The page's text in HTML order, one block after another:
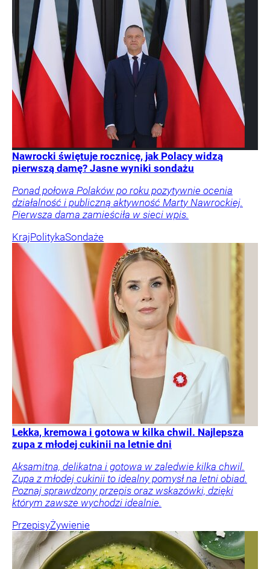
Nawrocki świętuje rocznicę, jak Polacy widzą
pierwszą damę? Jasne wyniki sondażu
Ponad połowa Polaków po roku pozytywnie ocenia
działalność i publiczną aktywność Marty Nawrockiej.
Pierwsza dama zamieściła w sieci wpis.
KrajPolitykaSondaże
Lekka, kremowa i gotowa w kilka chwil. Najlepsza
zupa z młodej cukinii na letnie dni
Aksamitna, delikatna i gotowa w zaledwie kilka chwil.
Zupa z młodej cukinii to idealny pomysł na letni obiad.
Poznaj sprawdzony przepis oraz wskazówki, dzięki
którym zawsze wychodzi idealnie.
PrzepisyŻywienie